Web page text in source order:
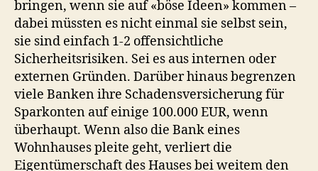
bringen, wenn sie auf «böse Ideen» kommen –
dabei müssten es nicht einmal sie selbst sein,
sie sind einfach 1-2 offensichtliche
Sicherheitsrisiken. Sei es aus internen oder
externen Gründen. Darüber hinaus begrenzen
viele Banken ihre Schadensversicherung für
Sparkonten auf einige 100.000 EUR, wenn
überhaupt. Wenn also die Bank eines
Wohnhauses pleite geht, verliert die
Eigentümerschaft des Hauses bei weitem den